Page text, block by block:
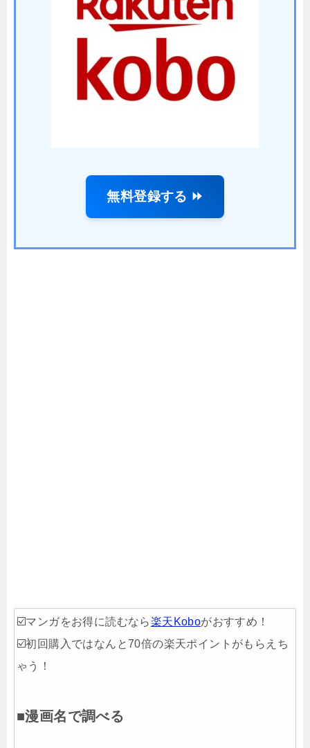
無料登録する ⏩
☑️マンガをお得に読むなら楽天Koboがおすすめ！
☑️初回購入ではなんと70倍の楽天ポイントがもらえち
ゃう！
■漫画名で調べる